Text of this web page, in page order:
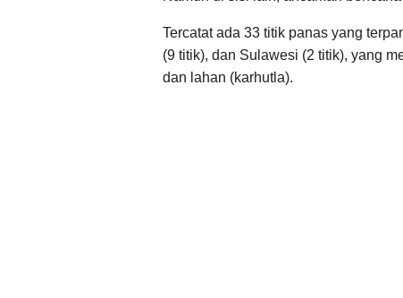
Tercatat ada 33 titik panas yang
(9 titik), dan Sulawesi (2 titik), yang
dan lahan (karhutla).